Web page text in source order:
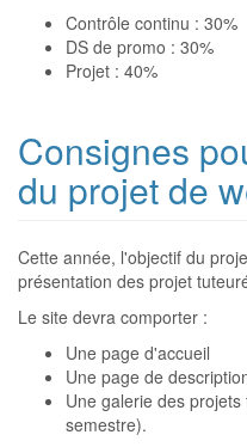
Contrôle continu : 30%
DS de promo : 30%
Projet : 40%
Consignes
du projet de
Cette année, l'objectif du
présentation des projet
Le site devra comporter :
Une page d'accueil
Une page de
Une galerie des
semestre).